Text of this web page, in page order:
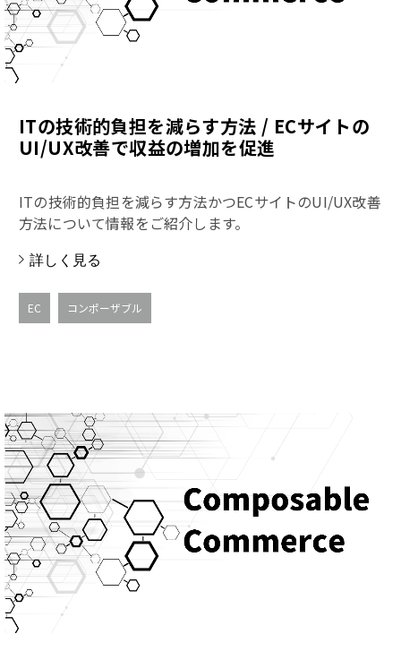
ITの技術的負担を減らす方法 / ECサイトの
UI/UX改善で収益の増加を促進
ITの技術的負担を減らす方法かつECサイトのUI/UX改善
方法について情報をご紹介します。
詳しく見る
EC コンポーザブル